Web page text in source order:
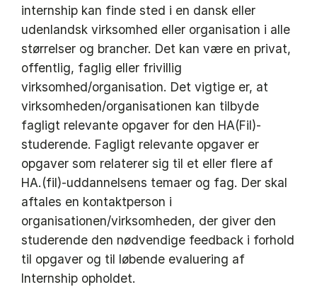
internship kan finde sted i en dansk eller
udenlandsk virksomhed eller organisation i alle
størrelser og brancher. Det kan være en privat,
offentlig, faglig eller frivillig
virksomhed/organisation. Det vigtige er, at
virksomheden/organisationen kan tilbyde
fagligt relevante opgaver for den HA(Fil)-
studerende. Fagligt relevante opgaver er
opgaver som relaterer sig til et eller flere af
HA.(fil)-uddannelsens temaer og fag. Der skal
aftales en kontaktperson i
organisationen/virksomheden, der giver den
studerende den nødvendige feedback i forhold
til opgaver og til løbende evaluering af
Internship opholdet.